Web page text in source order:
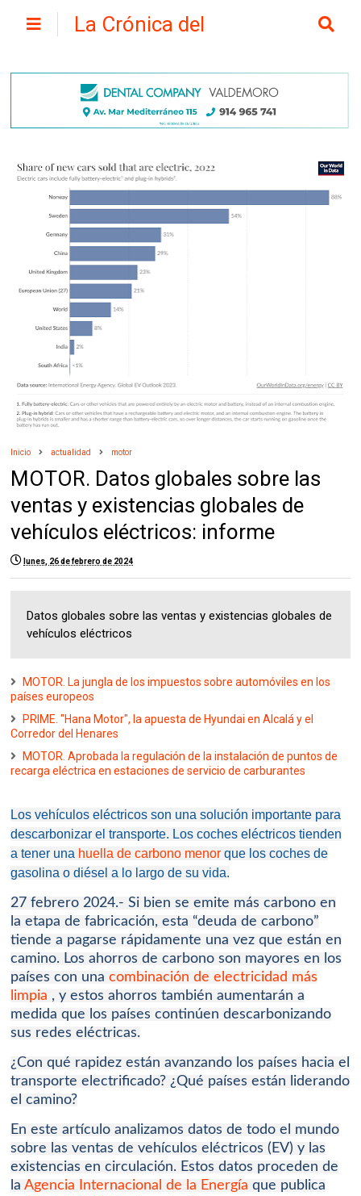
La Crónica del
Inicio actualidad motor
MOTOR. Datos globales sobre las
ventas y existencias globales de
vehículos eléctricos: informe
lunes, 26 de febrero de 2024
Datos globales sobre las ventas y existencias globales de
vehículos eléctricos
MOTOR. La jungla de los impuestos sobre automóviles en los
países europeos
PRIME. "Hana Motor", la apuesta de Hyundai en Alcalá y el
Corredor del Henares
MOTOR. Aprobada la regulación de la instalación de puntos de
recarga eléctrica en estaciones de servicio de carburantes
Los vehículos eléctricos son una solución importante para
descarbonizar el transporte. Los coches eléctricos tienden
a tener una huella de carbono menor que los coches de
gasolina o diésel a lo largo de su vida.
27 febrero 2024.- Si bien se emite más carbono en
la etapa de fabricación, esta “deuda de carbono”
tiende a pagarse rápidamente una vez que están en
camino. Los ahorros de carbono son mayores en los
países con unacombinación de electricidad más
limpia , y estos ahorros también aumentarán a
medida que los países continúen descarbonizando
sus redes eléctricas.
¿Con qué rapidez están avanzando los países hacia el
transporte electrificado?¿Qué países están liderando
el camino?
En este artículo analizamos datos de todo el mundo
sobre las ventas de vehículos eléctricos (EV) y las
existencias en circulación. Estos datos proceden de
laAgencia Internacional de la Energía que publica